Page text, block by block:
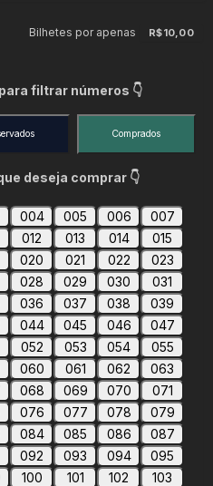
Bilhetes por apenas R$10,00
filtrar números 👇
Comprados
deseja comprar 👇
004 005 006
007
012 013 014
015
020 021 022
023
028 029 030
031
036 037 038
039
044 045 046
047
052 053 054
055
060 061 062
063
068 069 070
071
076 077 078
079
084 085 086
087
092 093 094
095
100 101 102
103